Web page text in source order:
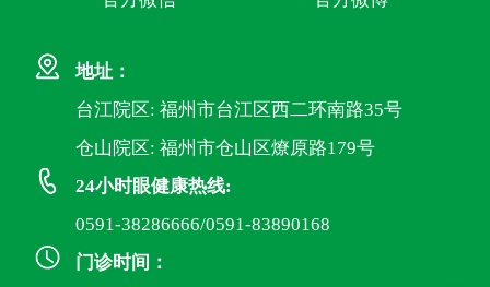
地址：
台江院区: 福州市台江区西二环南路35号
仓山院区: 福州市仓山区燎原路179号
24小时眼健康热线:
0591-38286666/0591-83890168
门诊时间：